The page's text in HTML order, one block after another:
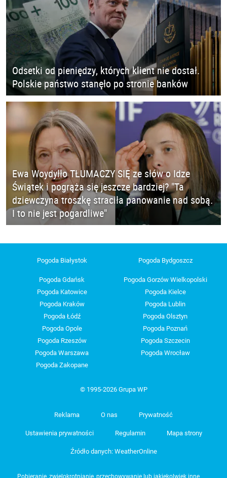
Odsetki od pieniędzy, których klient nie dostał.
Polskie państwo stanęło po stronie banków
Ewa Woydyłło TŁUMACZY SIĘ ze słów o Idze
Świątek i pogrąża się jeszcze bardziej? "Ta
dziewczyna troszkę straciła panowanie nad sobą.
I to nie jest pogardliwe"
Pogoda Białystok Pogoda Bydgoszcz
Pogoda Gdańsk
Pogoda Gorzów Wielkopolski
Pogoda Katowice
Pogoda Kielce
Pogoda Kraków
Pogoda Lublin
Pogoda Łódź
Pogoda Olsztyn
Pogoda Opole
Pogoda Poznań
Pogoda Rzeszów
Pogoda Szczecin
Pogoda Warszawa
Pogoda Wrocław
Pogoda Zakopane
© 1995-2026 Grupa WP
Reklama O nas Prywatność
Ustawienia prywatności Regulamin Mapa strony
Źródło danych: WeatherOnline
Pobieranie, zwielokrotnianie, przechowywanie lub jakiekolwiek inne